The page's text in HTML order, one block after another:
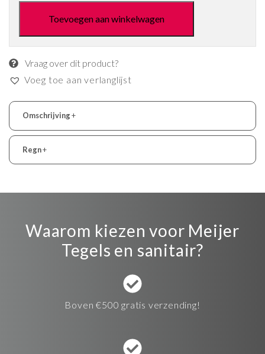
Toevoegen aan winkelwagen
Vraag over dit product?
Voeg toe aan verlanglijst
Omschrijving+
Regn+
Waarom kiezen voor Meijer
Tegels en sanitair?
Boven €500 gratis verzending!